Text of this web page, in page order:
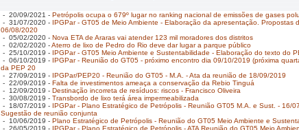
- 20/09/2021 - Petrópolis ocupa o 679º lugar no ranking nacional de emissões de gases
- 31/07/2020 - IPGPar - GT05 de Meio Ambiente - Elaboração da apresentação.
06/08/2020
- 05/02/2020 - Nova ETA de Araras vai atender 123 mil moradores dos distritos
- 02/02/2020 -Aterro de lixo de Pedro do Rio deve dar lugar a parque público
- 25/10/2019 - IPGPar - GT05 Meio Ambiente e Sustentabilidade - Elaboração do texto do
- 06/10/2019 - IPGPar - Reunião do GT05 - próximo encontro dia 09/10/2019 (próxima
da PEP 20
- 27/09/2019 - IPGPar/PEP20 - Reunião do GT05 - M.A. - Ata da reunião de 18/09/2019
- 22/09/2019 - Falta de investimentos ameaça a conservação da Rebio Tinguá
- 12/09/2019 - Destinação incorreta de resíduos: riscos - Francisco Oliveira
- 30/08/2019 - Transbordo de lixo terá área impermeabilizada
- 18/07/2019 - IPGPar - Plano Estratégico de Petrópolis - Reunião GT05 M.A. e Sust. - 16/
Sugestão de reunião conjunta
- 10/06/2019 - Plano Estratégico de Petrópolis - Reunião do GT05 Meio Ambiente e
- 26/05/2019 - IPGPar - Plano Estratégico de Petrópolis - ATA Reunião do GT05 Meio